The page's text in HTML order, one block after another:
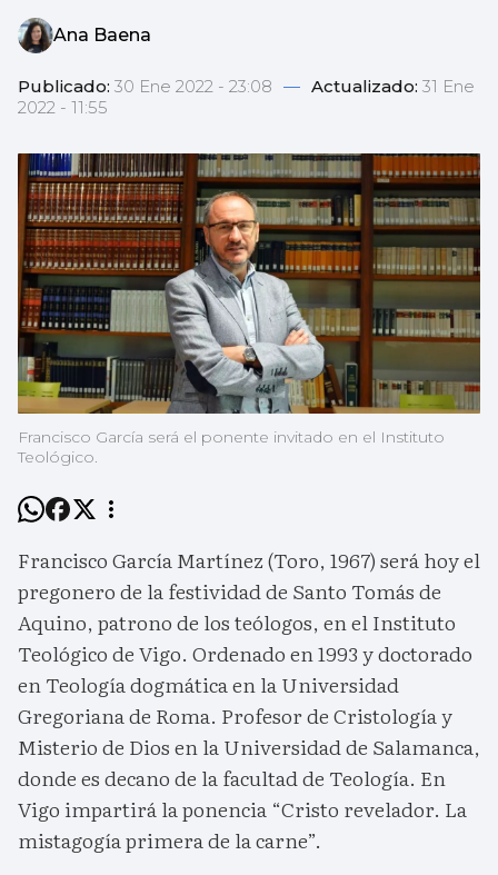
Ana Baena
Publicado: 30 Ene 2022 - 23:08 — Actualizado: 31 Ene
2022 - 11:55
Francisco García será el ponente invitado en el Instituto
Teológico.
Francisco García Martínez (Toro, 1967) será hoy el
pregonero de la festividad de Santo Tomás de
Aquino, patrono de los teólogos, en el Instituto
Teológico de Vigo. Ordenado en 1993 y doctorado
en Teología dogmática en la Universidad
Gregoriana de Roma. Profesor de Cristología y
Misterio de Dios en la Universidad de Salamanca,
donde es decano de la facultad de Teología. En
Vigo impartirá la ponencia “Cristo revelador. La
mistagogía primera de la carne”.